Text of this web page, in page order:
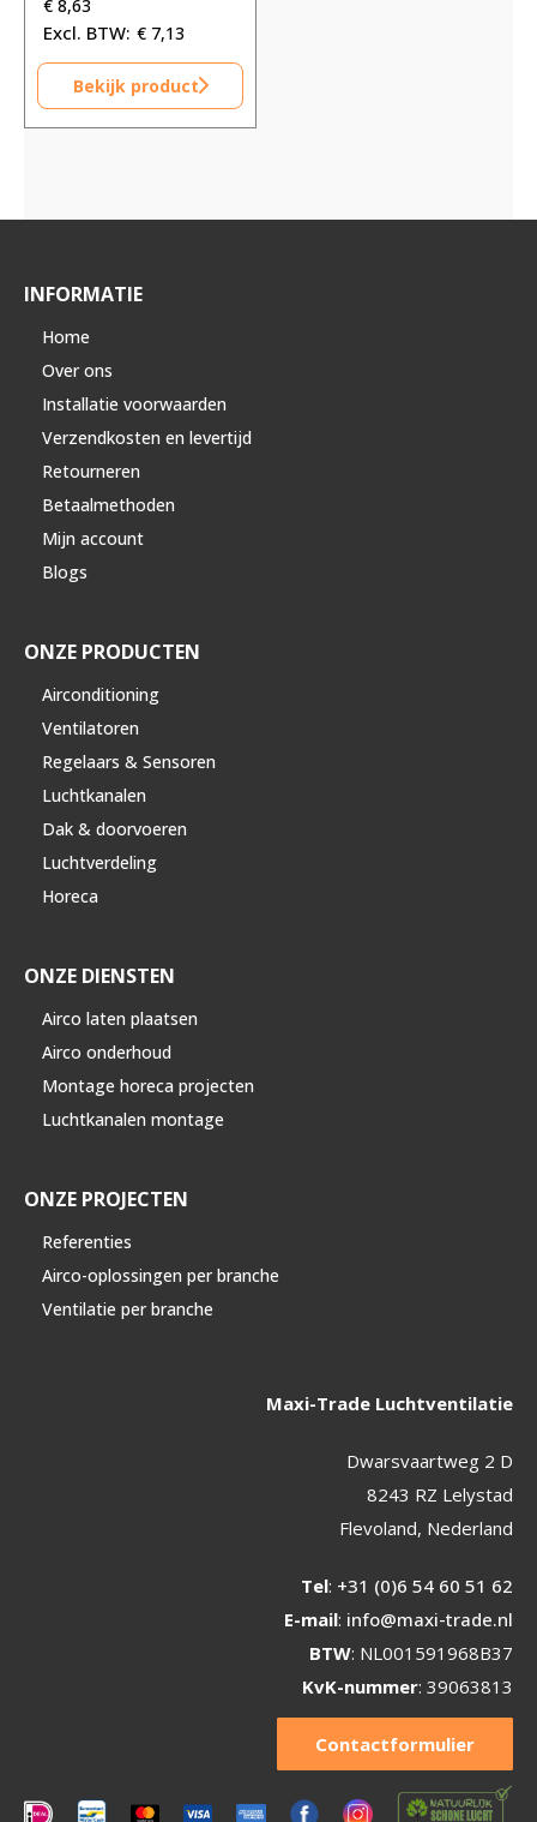
€ 8,63
€ 7,13
Bekijk product
INFORMATIE
Home
Over ons
Installatie voorwaarden
Verzendkosten en levertijd
Retourneren
Betaalmethoden
Mijn account
Blogs
ONZE PRODUCTEN
Airconditioning
Ventilatoren
Regelaars & Sensoren
Luchtkanalen
Dak & doorvoeren
Luchtverdeling
Horeca
ONZE DIENSTEN
Airco laten plaatsen
Airco onderhoud
Montage horeca projecten
Luchtkanalen montage
ONZE PROJECTEN
Referenties
Airco-oplossingen per branche
Ventilatie per branche
Maxi-Trade Luchtventilatie
Dwarsvaartweg 2 D
8243 RZ Lelystad
Flevoland, Nederland
Tel: +31 (0)6 54 60 51 62
E-mail: info@maxi-trade.nl
BTW: NL001591968B37
KvK-nummer: 39063813
Contactformulier